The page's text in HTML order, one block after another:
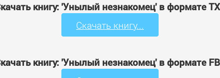
книгу: 'Унылый незнакомец' в формате
Скачать книгу...
книгу: 'Унылый незнакомец' в формате